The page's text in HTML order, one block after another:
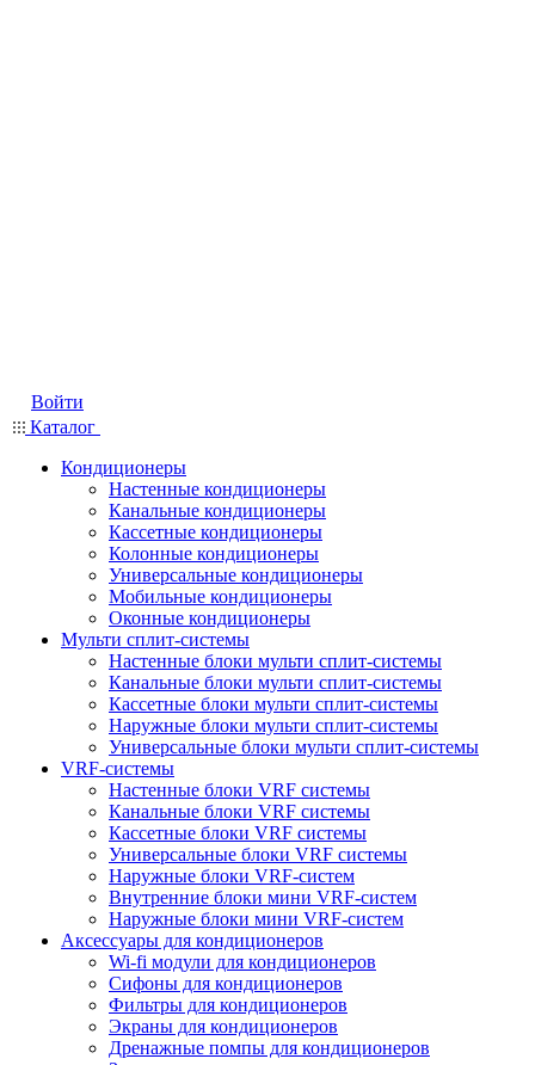
Войти
Каталог
Кондиционеры
Настенные кондиционеры
Канальные кондиционеры
Кассетные кондиционеры
Колонные кондиционеры
Универсальные кондиционеры
Мобильные кондиционеры
Оконные кондиционеры
Мульти сплит-системы
Настенные блоки мульти сплит-системы
Канальные блоки мульти сплит-системы
Кассетные блоки мульти сплит-системы
Наружные блоки мульти сплит-системы
Универсальные блоки мульти сплит-системы
VRF-системы
Настенные блоки VRF системы
Канальные блоки VRF системы
Кассетные блоки VRF системы
Универсальные блоки VRF системы
Наружные блоки VRF-систем
Внутренние блоки мини VRF-систем
Наружные блоки мини VRF-систем
Аксессуары для кондиционеров
Wi-fi модули для кондиционеров
Сифоны для кондиционеров
Фильтры для кондиционеров
Экраны для кондиционеров
Дренажные помпы для кондиционеров